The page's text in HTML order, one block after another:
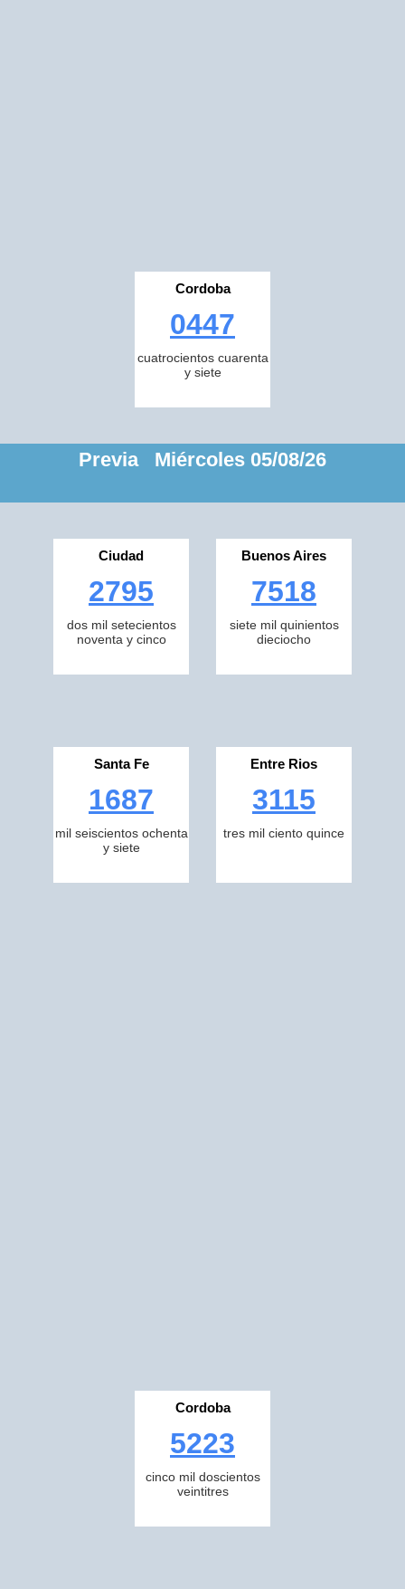
Cordoba
0447
cuatrocientos cuarenta
y siete
Previa Miércoles 05/08/26
Ciudad
2795
dos mil setecientos
noventa y cinco
Buenos Aires
7518
siete mil quinientos
dieciocho
Santa Fe
1687
mil seiscientos ochenta
y siete
Entre Rios
3115
tres mil ciento quince
Cordoba
5223
cinco mil doscientos
veintitres